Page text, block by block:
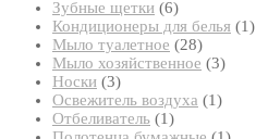
товара
Зубные щетки 66
товаров
Кондиционеры для белья 11
Мыло туалетное 2828
товаров
Мыло хозяйственное 33
Носки 33
товара
Освежитель воздуха 11
Отбеливатель 11